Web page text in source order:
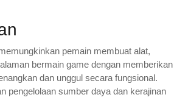
pemain membuat alat,
bermain game dengan memberikan
dan unggul secara fungsional.
pengelolaan sumber daya dan kerajinan